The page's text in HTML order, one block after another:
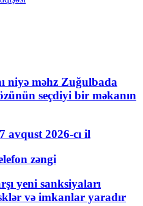
niyə məhz Zuğulbada
seçdiyi bir məkanın
avqust 2026-cı il
zəngi
yeni sanksiyaları
və imkanlar yaradır